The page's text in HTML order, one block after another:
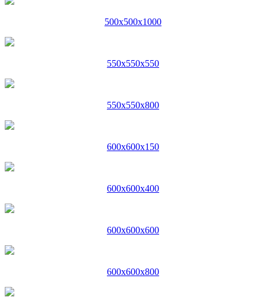
500x500x1000
550x550x550
550x550x800
600x600x150
600x600x400
600x600x600
600x600x800